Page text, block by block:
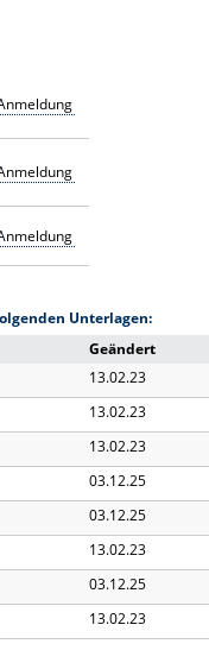
Unterlagen:
Geändert
13.02.23
13.02.23
13.02.23
03.12.25
03.12.25
13.02.23
03.12.25
13.02.23